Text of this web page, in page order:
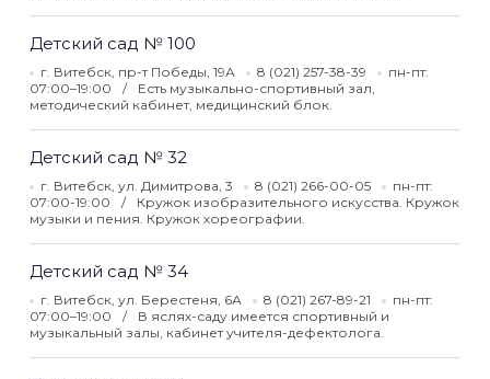
Детский сад № 100
г. Витебск, пр-т Победы, 19А 8 (021) 257-38-39
пн-пт:
07:00–19:00
Есть музыкально-спортивный зал,
методический кабинет, медицинский блок.
Детский сад № 32
г. Витебск, ул. Димитрова, 3 8 (021) 266-00-05
пн-пт:
07:00-19:00
Кружок изобразительного искусства. Кружок
музыки и пения. Кружок хореографии.
Детский сад № 34
г. Витебск, ул. Берестеня, 6А 8 (021) 267-89-21
пн-пт:
07:00–19:00
В яслях-саду имеется спортивный и
музыкальный залы, кабинет учителя-дефектолога.